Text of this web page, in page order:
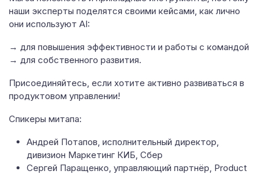
наши эксперты поделятся своими кейсами, как лично
они используют AI:
→ для повышения эффективности и работы с командой
→ для собственного развития.
Присоединяйтесь, если хотите активно развиваться в
продуктовом управлении!
Спикеры митапа:
Андрей Потапов, исполнительный директор,
дивизион Маркетинг КИБ, Сбер
Сергей Паращенко, управляющий партнёр, Product